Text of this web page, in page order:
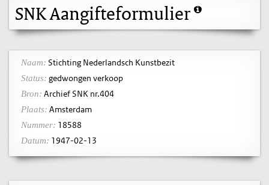
SNK Aangifteformulier
Naam: Stichting Nederlandsch Kunstbezit
Status: gedwongen verkoop
Bron: Archief SNK nr.404
Plaats: Amsterdam
Nummer: 18588
Datum: 1947-02-13